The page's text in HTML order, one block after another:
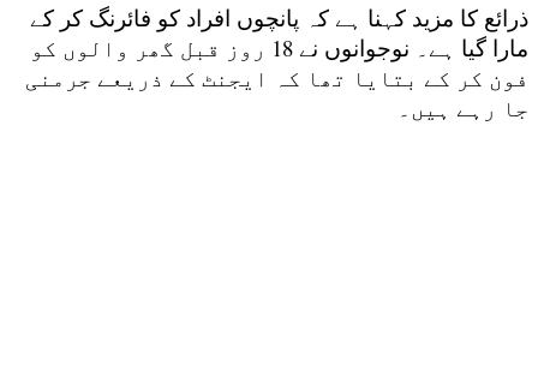
ذرائع کا مزید کہنا ہے کہ پانچوں افراد کو فائرنگ کر کے
مارا گیا ہے۔ نوجوانوں نے 18 روز قبل گھر والوں کو
فون کر کے بتایا تھا کہ ایجنٹ کے ذریعے جرمنی
جا رہے ہیں۔